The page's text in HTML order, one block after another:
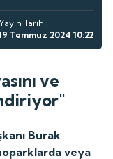
Tarihi:
Temmuz 2024 10:22
ve
Burak
veya